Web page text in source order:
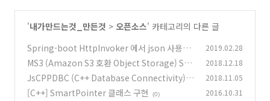
'내가만드는것_만든것 > 오픈소스' 카테고리의 다른 글
Spring-boot HttpInvoker 에서 json 사용하
기
(2)
2019.02.28
MS3 (Amazon S3 호환 Object Storage) Spr
ing 서버/라이브러리 (0)
2018.12.18
JsCPPDBC (C++ Database Connectivity) C
++에서 JDBC+JPA따라하기 (0)
2018.11.05
[C++] SmartPointer 클래스 구현 (0) 2016.10.31